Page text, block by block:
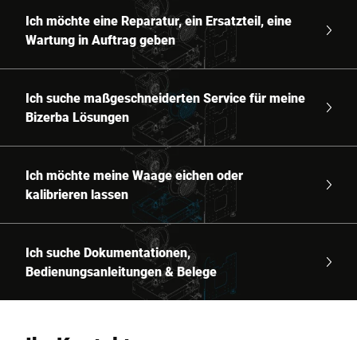
Ich möchte eine Reparatur, ein Ersatzteil, eine
Wartung in Auftrag geben
Ich suche maßgeschneiderten Service für meine
Bizerba Lösungen
Ich möchte meine Waage eichen oder
kalibrieren lassen
Ich suche Dokumentationen,
Bedienungsanleitungen & Belege